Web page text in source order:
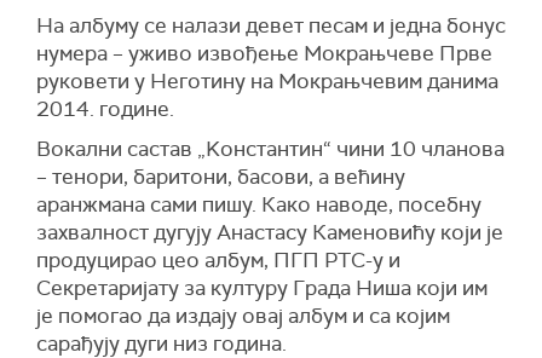
На албуму се налази девет песам и једна бонус
нумера – уживо извођење Мокрањчеве Прве
руковети у Неготину на Мокрањчевим данима
2014. године.
Вокални састав „Kонстантин“ чини 10 чланова
– тенори, баритони, басови, а већину
аранжмана сами пишу. Како наводе, посебну
захвалност дугују Анастасу Каменовићу који је
продуцирао цео албум, ПГП РТС-у и
Секретаријату за културу Града Ниша који им
је помогао да издају овај албум и са којим
сарађују дуги низ година.